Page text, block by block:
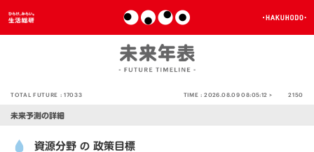
TOTAL FUTURE :17033 TIME :2026.08.09 08:05:12 > 2150
未来予測の詳細
資源分野 の 政策目標